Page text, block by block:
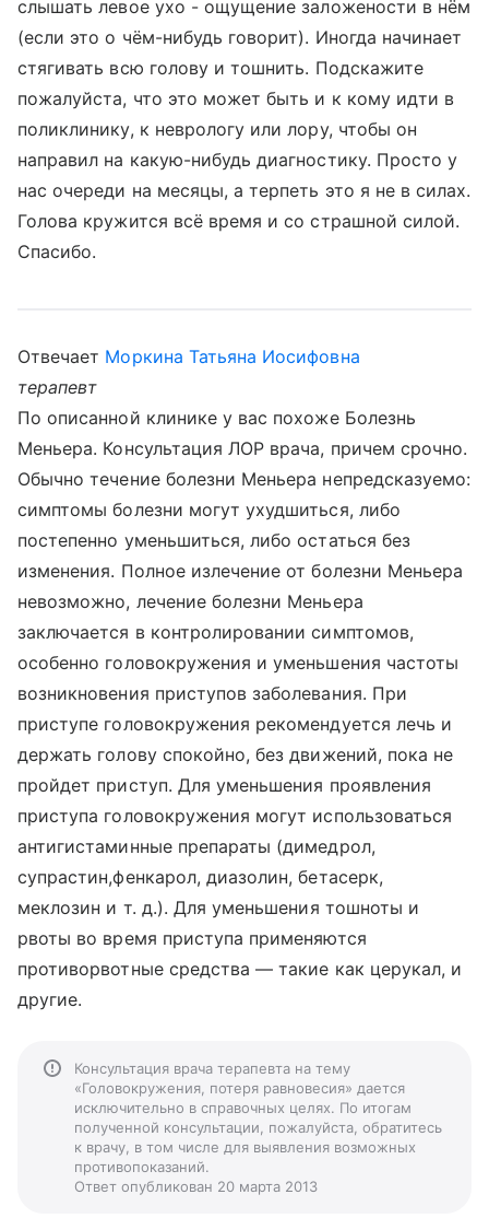
слышать левое ухо - ощущение заложености в нём
(если это о чём-нибудь говорит). Иногда начинает
стягивать всю голову и тошнить. Подскажите
пожалуйста, что это может быть и к кому идти в
поликлинику, к неврологу или лору, чтобы он
направил на какую-нибудь диагностику. Просто у
нас очереди на месяцы, а терпеть это я не в силах.
Голова кружится всё время и со страшной силой.
Спасибо.
Отвечает Моркина Татьяна Иосифовна
терапевт
По описанной клинике у вас похоже Болезнь
Меньера. Консультация ЛОР врача, причем срочно.
Обычно течение болезни Меньера непредсказуемо:
симптомы болезни могут ухудшиться, либо
постепенно уменьшиться, либо остаться без
изменения. Полное излечение от болезни Меньера
невозможно, лечение болезни Меньера
заключается в контролировании симптомов,
особенно головокружения и уменьшения частоты
возникновения приступов заболевания. При
приступе головокружения рекомендуется лечь и
держать голову спокойно, без движений, пока не
пройдет приступ. Для уменьшения проявления
приступа головокружения могут использоваться
антигистаминные препараты (димедрол,
супрастин,фенкарол, диазолин, бетасерк,
меклозин и т. д.). Для уменьшения тошноты и
рвоты во время приступа применяются
противорвотные средства — такие как церукал, и
другие.
Консультация врача терапевта на тему
«Головокружения, потеря равновесия» дается
исключительно в справочных целях. По итогам
полученной консультации, пожалуйста, обратитесь
к врачу, в том числе для выявления возможных
противопоказаний.
Ответ опубликован 20 марта 2013